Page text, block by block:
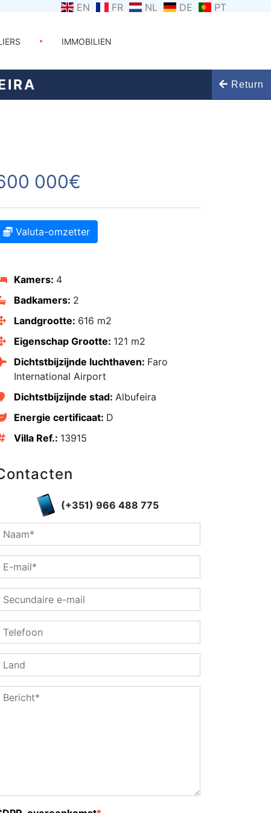
EN FR NL DE PT
IMMOBILIEN
Return
000€
Valuta-omzetter
Kamers: 4
Badkamers: 2
Landgrootte: 616 m2
Eigenschap Grootte: 121 m2
Dichtstbijzijnde luchthaven: Faro
International Airport
Dichtstbijzijnde stad: Albufeira
Energie certificaat: D
Villa Ref.: 13915
(+351) 966 488 775